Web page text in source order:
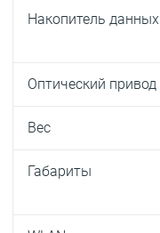
Накопитель данных
Оптический привод
Вес
Габариты